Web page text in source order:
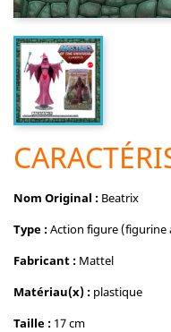
Nom Original : Beatrix
Type :Action figure (figurine
Fabricant : Mattel
Matériau(x) : plastique
Taille : 17 cm